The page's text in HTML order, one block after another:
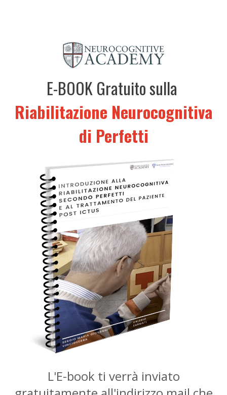
E-BOOK Gratuito sulla
Riabilitazione Neurocognitiva
di Perfetti
L'E-book ti verrà inviato